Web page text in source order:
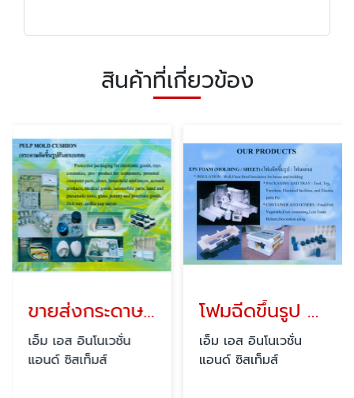
สินค้าที่เกี่ยวข้อง
ขายส่งกระดาษอัดขึ้นรูปกันกระแทก
เอ็ม เอส อินโนเวชั่น
แอนด์ ซิสเท็มส์
โฟมฉีดขึ้นรูป / โฟมแผ่น
เอ็ม เอส อินโนเวชั่น
แอนด์ ซิสเท็มส์